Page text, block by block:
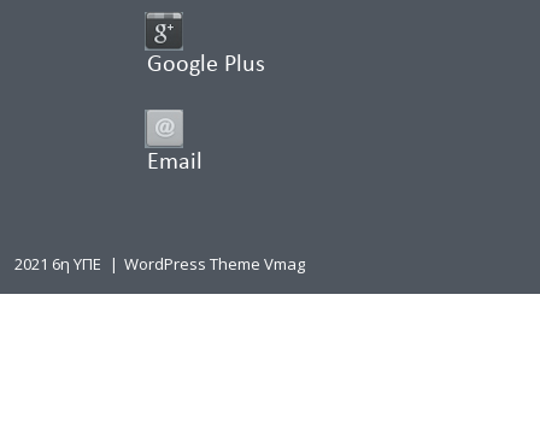
Google Plus
Email
2021 6η ΥΠΕ | WordPress Theme Vmag